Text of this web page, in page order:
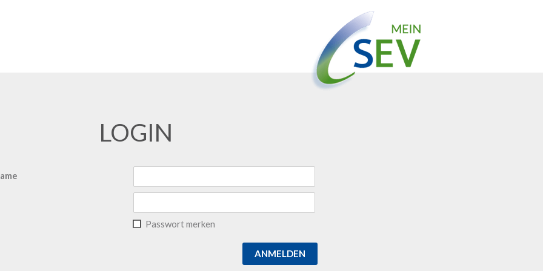
LOGIN
Passwort merken
ANMELDEN